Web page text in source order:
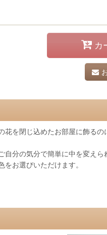
カ
を閉じ込めたお部屋に飾るの
分の気分で簡単に中を変えら
お選びいただけます。